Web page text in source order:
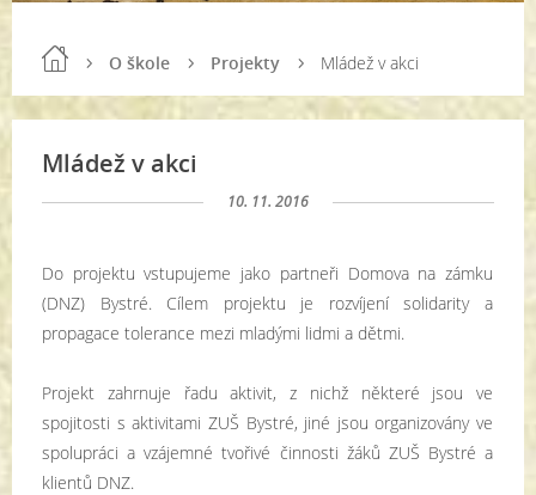
O škole Projekty Mládež v akci
Mládež v akci
10. 11. 2016
Do projektu vstupujeme jako partneři Domova na zámku
(DNZ) Bystré. Cílem projektu je rozvíjení solidarity a
propagace tolerance mezi mladými lidmi a dětmi.
Projekt zahrnuje řadu aktivit, z nichž některé jsou ve
spojitosti s aktivitami ZUŠ Bystré, jiné jsou organizovány ve
spolupráci a vzájemné tvořivé činnosti žáků ZUŠ Bystré a
klientů DNZ.